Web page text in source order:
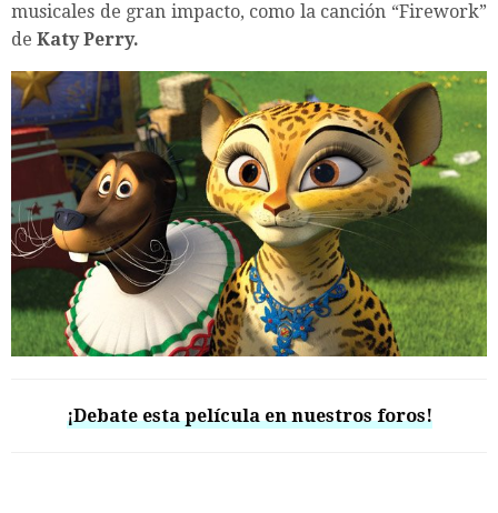
musicales de gran impacto, como la canción “Firework”
de Katy Perry.
¡Debate esta película en nuestros foros!